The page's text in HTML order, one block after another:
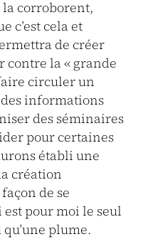
corroborent,
c’est cela et
de créer
la « grande
circuler un
informations
des séminaires
pour certaines
établi une
création
de se
pour moi le seul
plume.